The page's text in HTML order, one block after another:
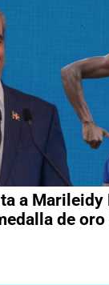
a Marileidy
de oro